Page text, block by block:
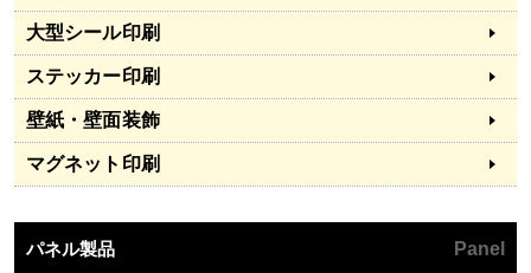
大型シール印刷
ステッカー印刷
壁紙・壁面装飾
マグネット印刷
パネル製品 Panel